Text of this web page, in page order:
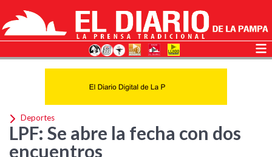
Deportes
LPF: Se abre la fecha con dos
encuentros